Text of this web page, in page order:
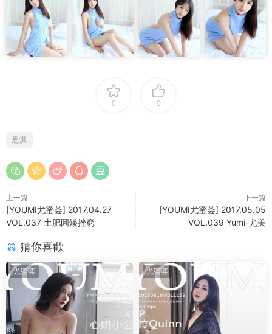
0 0
思淇
上一篇
[YOUMI尤蜜荟] 2017.04.27
VOL.037 土肥圓矮挫窮
下一篇
[YOUMI尤蜜荟] 2017.05.05
VOL.039 Yumi-尤美
猜你喜歡
尤蜜荟 尤蜜荟